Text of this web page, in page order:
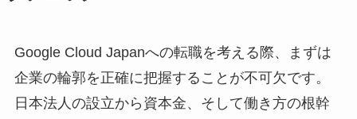
Google Cloud Japanへの転職を考える際、まずは
企業の輪郭を正確に把握することが不可欠です。
日本法人の設立から資本金、そして働き方の根幹